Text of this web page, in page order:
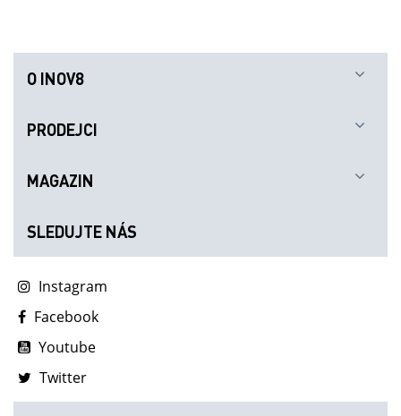
O INOV8
PRODEJCI
MAGAZIN
SLEDUJTE NÁS
Instagram
Facebook
Youtube
Twitter